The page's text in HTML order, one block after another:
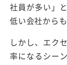
社員が多い」
低い会社から
しかし、エク
率になるシー